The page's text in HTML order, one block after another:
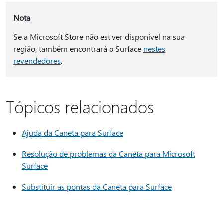
Nota
Se a Microsoft Store não estiver disponível na sua
região, também encontrará o Surface nestes
revendedores.
Tópicos relacionados
Ajuda da Caneta para Surface
Resolução de problemas da Caneta para Microsoft
Surface
Substituir as pontas da Caneta para Surface